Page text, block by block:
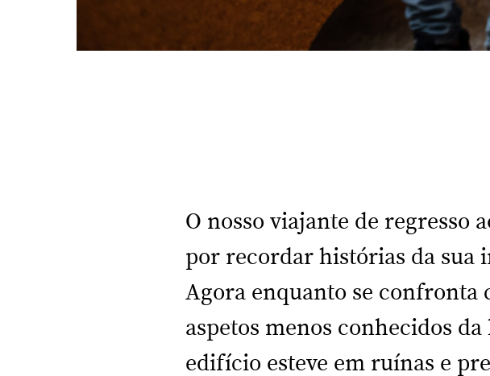
O nosso viajante de regresso
por recordar histórias da sua
Agora enquanto se confronta
aspetos menos conhecidos
edifício esteve em ruínas e